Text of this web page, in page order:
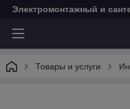
Электромонтажный и
Товары и услуги